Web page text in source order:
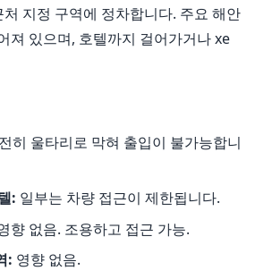
지정 구역에 정차합니다. 주요 해안
져 있으며, 호텔까지 걸어가거나 xe
히 울타리로 막혀 출입이 불가능합니
: 일부는 차량 접근이 제한됩니다.
향 없음. 조용하고 접근 가능.
: 영향 없음.